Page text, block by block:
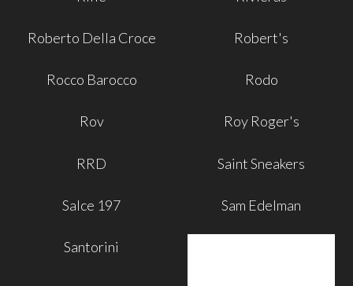
Roberto Della Croce Robert's
Rocco Barocco Rodo
Rov Roy Roger's
RRD Saint Sneakers
Salce 197 Sam Edelman
Santorini